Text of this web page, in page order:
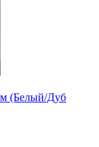
(Белый/Дуб